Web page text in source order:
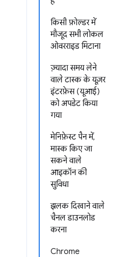
किसी फ़ोल्डर में
मौजूद सभी लोकल
ओवरराइड मिटाना
ज़्यादा समय लेने
वाले टास्क के यूज़र
इंटरफ़ेस (यूआई)
को अपडेट किया
गया
मेनिफ़ेस्ट पैन में,
मास्क किए जा
सकने वाले
आइकॉन की
सुविधा
झलक दिखाने वाले
चैनल डाउनलोड
करना
Chrome